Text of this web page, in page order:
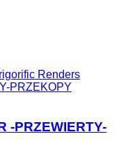
Renders
PRZEKOPY
-PRZEWIERTY-